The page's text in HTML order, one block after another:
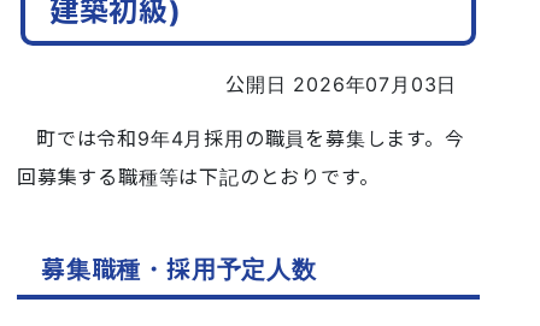
建築初級)
公開日 2026年07月03日
町では令和9年4月採用の職員を募集します。今
回募集する職種等は下記のとおりです。
募集職種・採用予定人数